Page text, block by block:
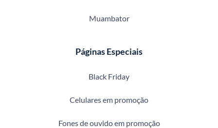
Muambator
Páginas Especiais
Black Friday
Celulares em promoção
Fones de ouvido em promoção